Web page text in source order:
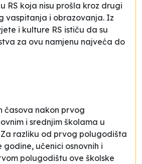
RS koja nisu prošla kroz drugi
vaspitanja i obrazovanja. Iz
i kulture RS ističu da su
za ovu namjenu najveća do
časova nakon prvog
i srednjim školama u
Za razliku od prvog polugodišta
godine, učenici osnovnih i
polugodištu ove školske